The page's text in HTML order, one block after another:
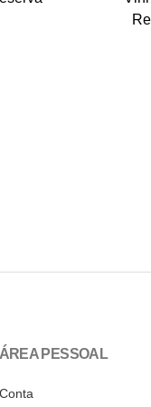
ÁREA PESSOAL
Conta